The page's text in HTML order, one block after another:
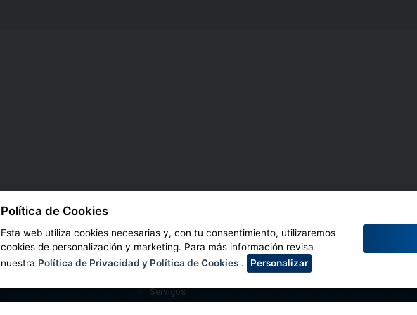
Quem Somos
Notícias
Serviços
Política de Cookies
Esta web utiliza cookies necesarias y, con tu consentimiento, utilizaremos
cookies de personalización y marketing. Para más información revisa
nuestra Política de Privacidad y Política de Cookies . Personalizar